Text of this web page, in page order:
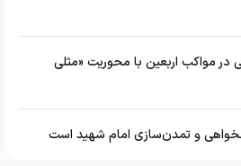
در مواکب اربعین با محوریت «مثلی
و تمدن‌سازی امام شهید است